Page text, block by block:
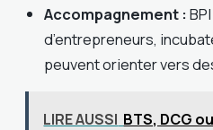
Accompagnement :
d’entrepreneurs,
peuvent orienter vers
LIRE AUSSI BTS, DCG